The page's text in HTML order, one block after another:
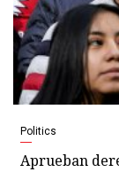
Politics
Aprueban